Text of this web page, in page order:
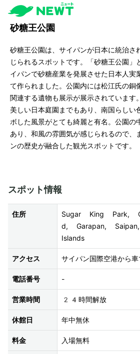
砂糖王公園
砂糖王公園は、サイパンが日本に統治さ
じられるスポットです。「砂糖王公園」
イパンで砂糖産業を発展させた日本人実
て作られました。公園内には松江氏の銅
関連する遺物も展示が展示されています
美しい日本庭園までもあり、南国らしい
ボした風景がとても綺麗と有名。公園の
あり、和風の雰囲気が感じられるので、
ンの歴史が融合した観光スポットです。
スポット情報
住所
Sugar King Park,
d, Garapan,
Islands
アクセス サイパン国際空港か
電話番号 -
営業時間 24時間解放
休館日 年中無休
料金 入場無料